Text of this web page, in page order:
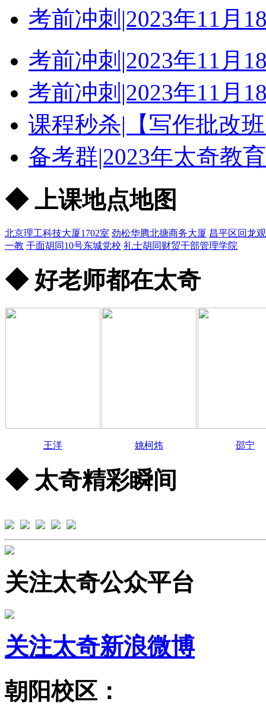
考前冲刺|2023年11月
考前冲刺|2023年11月
考前冲刺|2023年11月
课程秒杀|【写作批改
备考群|2023年太奇教
◆ 上课地点地图
北京理工科技大厦1702室 劲松华腾北搪商务大厦 昌平区回龙
一教 干面胡同10号东城党校 礼士胡同财贸干部管理学院
◆ 好老师都在太奇
王洋 姚柯炜 邵宁
◆ 太奇精彩瞬间
关注太奇公众平台
关注太奇新浪微博
朝阳校区：